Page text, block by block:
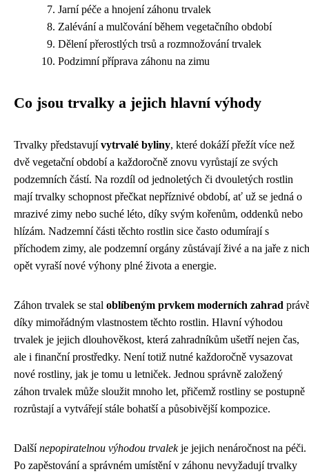
Jarní péče a hnojení záhonu trvalek
Zalévání a mulčování během vegetačního období
Dělení přerostlých trsů a rozmnožování trvalek
Podzimní příprava záhonu na zimu
Co jsou trvalky a jejich hlavní výhody
Trvalky představujívytrvalé byliny, které dokáží přežít více než
dvě vegetační období a každoročně znovu vyrůstají ze svých
podzemních částí. Na rozdíl od jednoletých či dvouletých rostlin
mají trvalky schopnost přečkat nepříznivé období, ať už se jedná o
mrazivé zimy nebo suché léto, díky svým kořenům, oddenků nebo
hlízám. Nadzemní části těchto rostlin sice často odumírají s
příchodem zimy, ale podzemní orgány zůstávají živé a na jaře z nich
opět vyraší nové výhony plné života a energie.
Záhon trvalek se stal oblíbeným prvkem moderních zahrad
díky mimořádným vlastnostem těchto rostlin. Hlavní výhodou
trvalek je jejich dlouhověkost, která zahradníkům ušetří nejen čas,
ale i finanční prostředky. Není totiž nutné každoročně vysazovat
nové rostliny, jak je tomu u letniček. Jednou správně založený
záhon trvalek může sloužit mnoho let, přičemž rostliny se postupně
rozrůstají a vytvářejí stále bohatší a působivější kompozice.
Dalšínepopiratelnou výhodou trvalekje jejich nenáročnost na péči.
Po zapěstování a správném umístění v záhonu nevyžadují trvalky